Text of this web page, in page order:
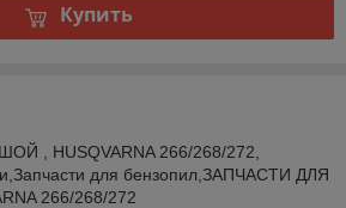
Купить
, HUSQVARNA 266/268/272,
для бензопил,ЗАПЧАСТИ ДЛЯ
266/268/272